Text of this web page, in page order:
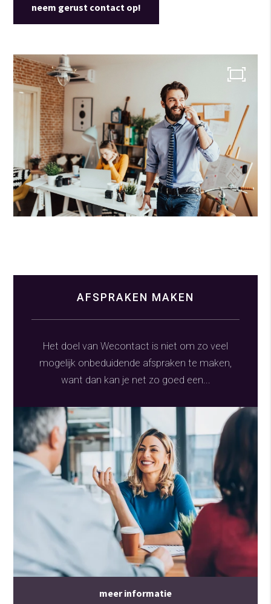
neem gerust contact op!
AFSPRAKEN MAKEN
Het doel van Wecontact is niet om zo veel
mogelijk onbeduidende afspraken te maken,
want dan kan je net zo goed een...
meer informatie